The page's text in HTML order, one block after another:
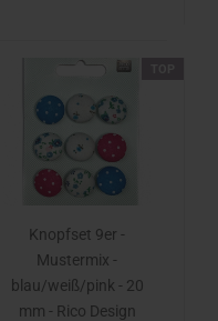
Knopfset 9er -
Mustermix -
blau/weiß/pink - 20
mm - Rico Design